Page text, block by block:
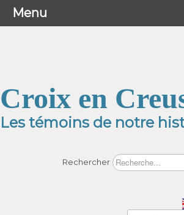
Croix en
Les témoins de notre
Rechercher
Menu
Menu